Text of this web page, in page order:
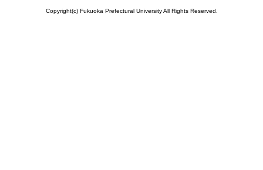
Copyright(c) Fukuoka Prefectural University All Rights Reserved.